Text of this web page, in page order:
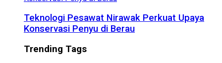
Teknologi Pesawat Nirawak Perkuat Upaya
Konservasi Penyu di Berau
Trending Tags